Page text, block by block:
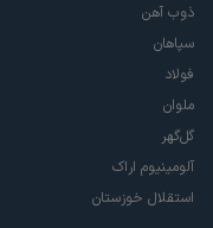
ذوب آهن
سپاهان
فولاد
ملوان
گل‌گهر
آلومینیوم اراک
استقلال خوزستان